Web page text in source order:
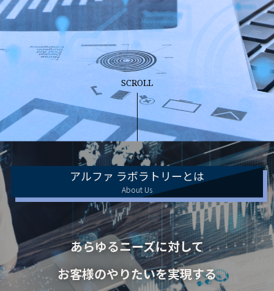
SCROLL
アルファ ラボラトリーとは
About Us
あらゆるニーズに対して
お客様のやりたいを実現する